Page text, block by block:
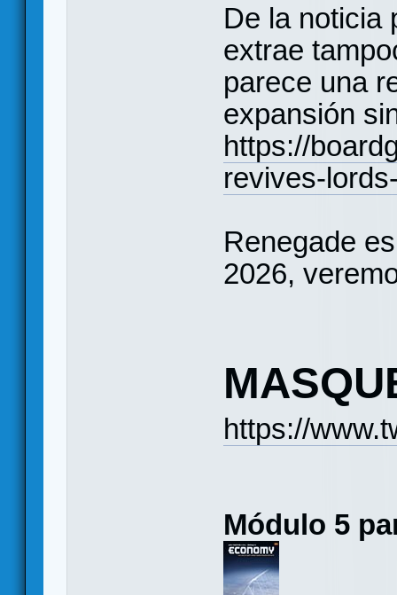
De la noticia
extrae
parece una
expansión
https://
revives-
Renegade
2026,
https://
Módulo 5